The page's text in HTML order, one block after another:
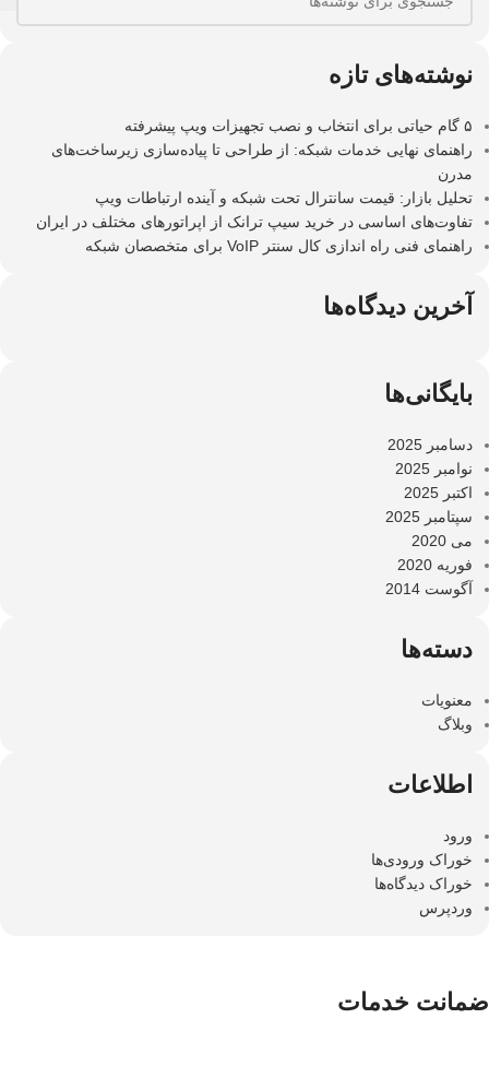
نوشته‌های تازه
۵ گام حیاتی برای انتخاب و نصب تجهیزات ویپ پیشرفته
راهنمای نهایی خدمات شبکه: از طراحی تا پیاده‌سازی زیرساخت‌های
مدرن
تحلیل بازار: قیمت سانترال تحت شبکه و آینده ارتباطات ویپ
تفاوت‌های اساسی در خرید سیپ ترانک از اپراتورهای مختلف در ایران
راهنمای فنی راه اندازی کال سنتر VoIP برای متخصصان شبکه
آخرین دیدگاه‌ها
بایگانی‌ها
دسامبر 2025
نوامبر 2025
اکتبر 2025
سپتامبر 2025
می 2020
فوریه 2020
آگوست 2014
دسته‌ها
معنویات
وبلاگ
اطلاعات
ورود
خوراک ورودی‌ها
خوراک دیدگاه‌ها
وردپرس
ضمانت خدمات